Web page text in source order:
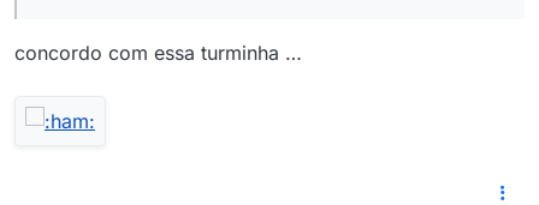
concordo com essa turminha …